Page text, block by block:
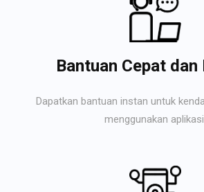
Bantuan Cepat dan
Dapatkan bantuan instan untuk
menggunakan